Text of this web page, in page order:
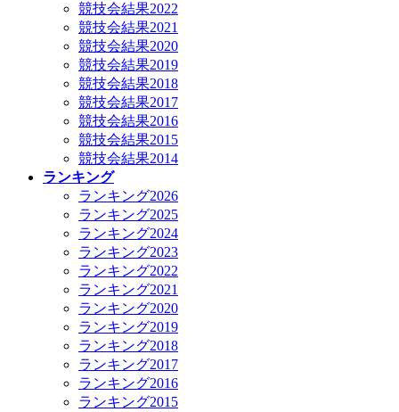
競技会結果2022
競技会結果2021
競技会結果2020
競技会結果2019
競技会結果2018
競技会結果2017
競技会結果2016
競技会結果2015
競技会結果2014
ランキング
ランキング2026
ランキング2025
ランキング2024
ランキング2023
ランキング2022
ランキング2021
ランキング2020
ランキング2019
ランキング2018
ランキング2017
ランキング2016
ランキング2015